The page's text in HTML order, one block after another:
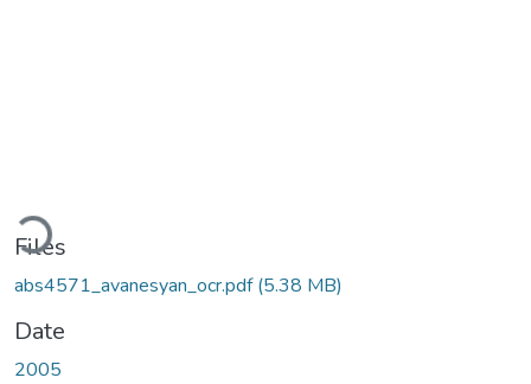
Files
abs4571_avanesyan_ocr.pdf(5.38 MB)
Date
2005